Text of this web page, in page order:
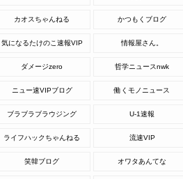
カオスちゃんねる かつもくブログ
気になるたけのこ速報VIP 情報屋さん。
ダメージzero 哲学ニュースnwk
ニュー速VIPブログ 働くモノニュース
ブラブラブラウジング U-1速報
ライフハックちゃんねる 流速VIP
笑韓ブログ オワタあんてな